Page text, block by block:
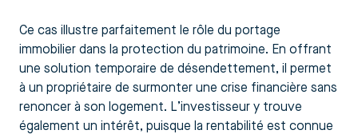
Ce cas illustre parfaitement le rôle du portage
immobilier dans la protection du patrimoine. En offrant
une solution temporaire de désendettement, il permet
à un propriétaire de surmonter une crise financière sans
renoncer à son logement. L’investisseur y trouve
également un intérêt, puisque la rentabilité est connue